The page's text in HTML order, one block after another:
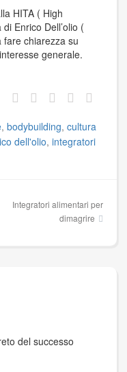
HITA ( High
Enrico Dell’olio (
chiarezza su
generale.
, bodybuilding, cultura
dell'olio, integratori
Integratori alimentari per
dimagrire
del successo